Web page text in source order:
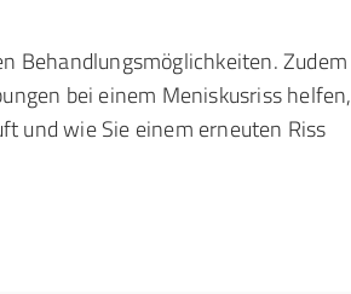
Behandlungsmöglichkeiten. Zudem
bei einem Meniskusriss helfen,